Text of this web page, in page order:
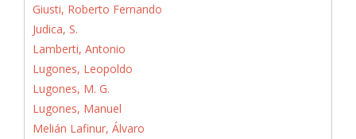
Giusti, Roberto Fernando
Judica, S.
Lamberti, Antonio
Lugones, Leopoldo
Lugones, M. G.
Lugones, Manuel
Melián Lafinur, Álvaro